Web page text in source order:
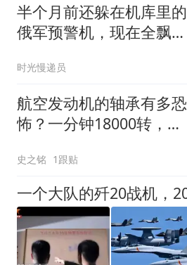
半个月前还躲在机库里的
俄军预警机，现在全飘在
时光慢递员
航空发动机的轴承有多恐
怖？一分钟18000转，寿
史之铭 1跟贴